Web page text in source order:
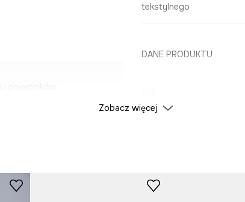
utrzymanie
tekstylnego
DANE PRODUKTU
Zobacz więcej